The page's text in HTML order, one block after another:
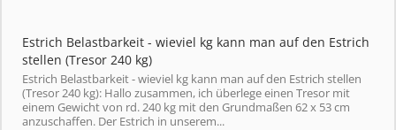
Estrich Belastbarkeit - wieviel kg kann man auf den Estrich
stellen (Tresor 240 kg)
Estrich Belastbarkeit - wieviel kg kann man auf den Estrich stellen
(Tresor 240 kg): Hallo zusammen, ich überlege einen Tresor mit
einem Gewicht von rd. 240 kg mit den Grundmaßen 62 x 53 cm
anzuschaffen. Der Estrich in unserem...